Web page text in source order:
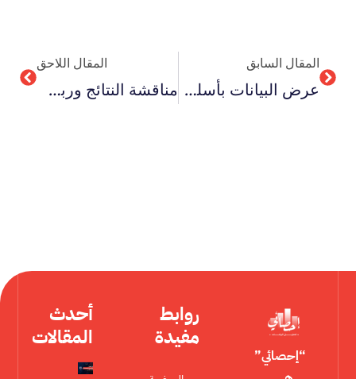
المقال السابق
عرض البيانات بأسلوب بصري 20 أداة فعالة
المقال اللاحق
مناقشة النتائج وربطها بالأهداف في 10 خطوات بسيطة
“إحصائي”
روابط
مفيدة
أحدث
المقالات